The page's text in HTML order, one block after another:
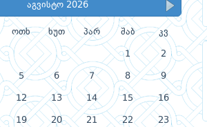
აგვისტო 2026
ოთხ ხუთ პარ შაბ კვ
1 2
5 6 7 8 9
12 13 14 15 16
19 20 21 22 23